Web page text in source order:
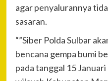
agar penyalurannya
sasaran.
“”Siber Polda Sulbar
bencana gempa bumi
pada tanggal 15